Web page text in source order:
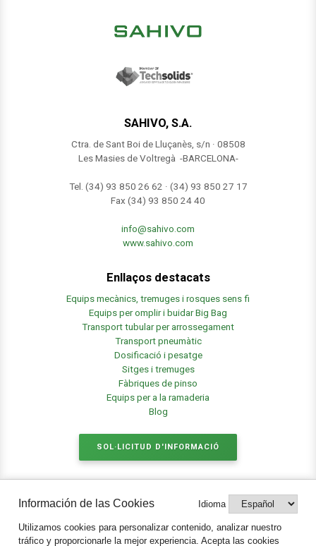
SAHIVO, S.A.
Ctra. de Sant Boi de Lluçanès, s/n · 08508
Les Masies de Voltregà -BARCELONA-
Tel. (34) 93 850 26 62 · (34) 93 850 27 17
Fax (34) 93 850 24 40
info@sahivo.com
www.sahivo.com
Enllaços destacats
Equips mecànics, tremuges i rosques sens fi
Equips per omplir i buidar Big Bag
Transport tubular per arrossegament
Transport pneumàtic
Dosificació i pesatge
Sitges i tremuges
Fàbriques de pinso
Equips per a la ramaderia
Blog
SOL·LICITUD D'INFORMACIÓ
Legal
Avis legal i protecció de dades
Información de las Cookies Idioma
Utilizamos cookies para personalizar contenido, analizar nuestro
tráfico y proporcionarle la mejor experiencia. Acepta las cookies